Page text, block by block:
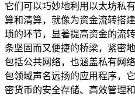
它们可以巧妙地利用以太坊私
算和清算，就像为资金流转搭
琐的环节，显著提高资金的流
条坚固而又便捷的桥梁，紧密
包括公共网络，也涵盖私有网
包领域声名远扬的应用程序，
密货币的安全存储、高效管理